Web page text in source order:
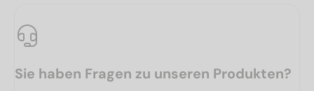
Sie haben Fragen zu unseren Produkten?